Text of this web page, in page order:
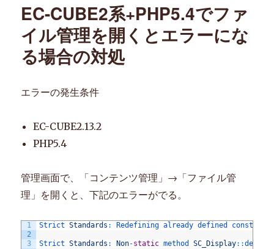
ラ
ム
の
EC-CUBE2系+PHP5.4でファ
イル管理を開くとエラーにな
る場合の対処
エラーの発生条件
EC-CUBE2.13.2
PHP5.4
管理画面で、「コンテンツ管理」→「ファイル管
理」を開くと、下記のエラーがでる。
1
2
3
Strict Standards : Redefining already defined
Strict Standards : Non-static method SC_Display::